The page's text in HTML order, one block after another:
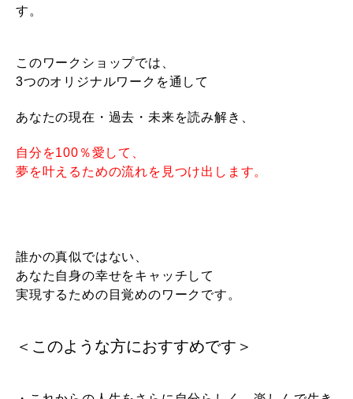
す。
このワークショップでは、
3つのオリジナルワークを通して
あなたの現在・過去・未来を読み解き、
自分を100％愛して、
夢を叶えるための流れを見つけ出します。
誰かの真似ではない、
あなた自身の幸せをキャッチして
実現するための目覚めのワークです。
＜このような方におすすめです＞